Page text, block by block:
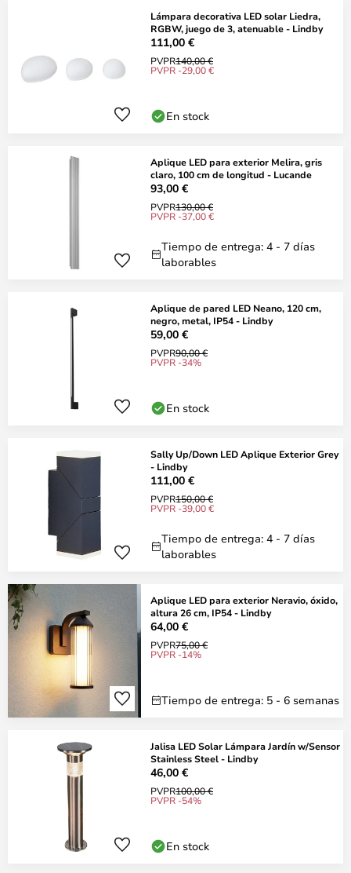
Lámpara decorativa LED solar Liedra,
RGBW, juego de 3, atenuable - Lindby
111,00 €
PVPR140,00 €
PVPR -29,00 €
En stock
Aplique LED para exterior Melira, gris
claro, 100 cm de longitud - Lucande
93,00 €
PVPR130,00 €
PVPR -37,00 €
Tiempo de entrega: 4 - 7 días
laborables
Aplique de pared LED Neano, 120 cm,
negro, metal, IP54 - Lindby
59,00 €
PVPR90,00 €
PVPR -34%
En stock
Sally Up/Down LED Aplique Exterior Grey
- Lindby
111,00 €
PVPR150,00 €
PVPR -39,00 €
Tiempo de entrega: 4 - 7 días
laborables
Aplique LED para exterior Neravio, óxido,
altura 26 cm, IP54 - Lindby
64,00 €
PVPR75,00 €
PVPR -14%
Tiempo de entrega: 5 - 6 semanas
Jalisa LED Solar Lámpara Jardín w/Sensor
Stainless Steel - Lindby
46,00 €
PVPR100,00 €
PVPR -54%
En stock